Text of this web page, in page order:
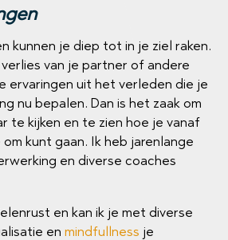
kunnen je diep tot in je ziel raken.
van je partner of andere
ervaringen uit het verleden die je
nu bepalen. Dan is het zaak om
te kijken en te zien hoe je vanaf
kunt gaan. Ik heb jarenlange
en diverse coaches
en kan ik je met diverse
en mindfullness je